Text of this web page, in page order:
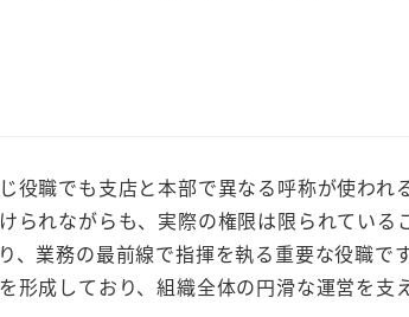
職でも支店と本部で異なる呼称が使われ
られながらも、実際の権限は限られている
業務の最前線で指揮を執る重要な役職で
成しており、組織全体の円滑な運営を支え